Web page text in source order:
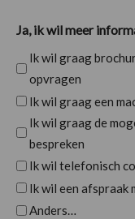
Ja, ik wil meer
Ik wil graag
opvragen
Ik wil graag een
Ik wil graag de
bespreken
Ik wil telefonisch
Ik wil een afspraak
Anders…